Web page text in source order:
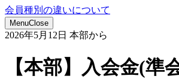
会員種別の違いについて
MenuClose
2026年5月12日 本部から
【本部】入会金(準